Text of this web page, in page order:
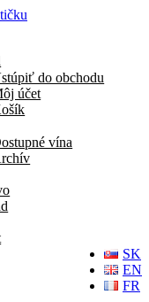
do obchodu
účet
vína
SK
EN
FR